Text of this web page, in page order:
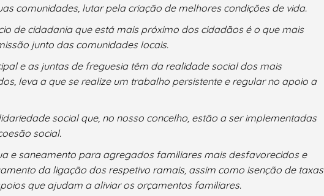
comunidades, lutar pela criação de melhores condições de vida.
de cidadania que está mais próximo dos cidadãos é o que mais
junto das comunidades locais.
e as juntas de freguesia têm da realidade social dos mais
leva a que se realize um trabalho persistente e regular no apoio a
social que, no nosso concelho, estão a ser implementadas
social.
e saneamento para agregados familiares mais desfavorecidos e
da ligação dos respetivo ramais, assim como isenção de taxas
que ajudam a aliviar os orçamentos familiares.